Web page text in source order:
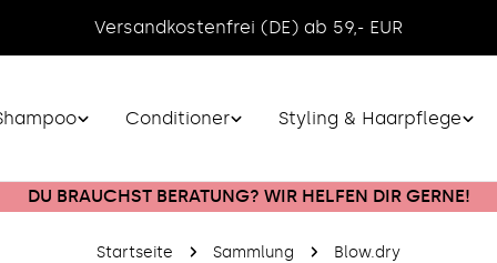
Versandkostenfrei (DE) ab 59,- EUR
Conditioner Styling & Haarpflege
DU BRAUCHST BERATUNG? WIR HELFEN DIR GERNE!
Startseite Sammlung Blow.dry